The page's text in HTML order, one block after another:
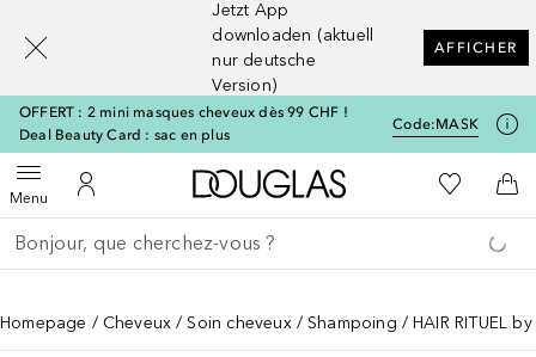
Jetzt App
downloaden (aktuell
nur deutsche
Version)
AFFICHER
OFFERT : 2 mini masques cheveux dès 99 CHF !
Deal Beauty Card : sac en plus
Code:MASK
MenuOuvrir le menuVers Mon Compte
Vers l'accueil Douglas
Vers Ma
Retourner
Exécuter la recherche
Homepage Cheveux Soin cheveux Shampoing HAIR RITUEL
[navigation.slideout.screenreader]